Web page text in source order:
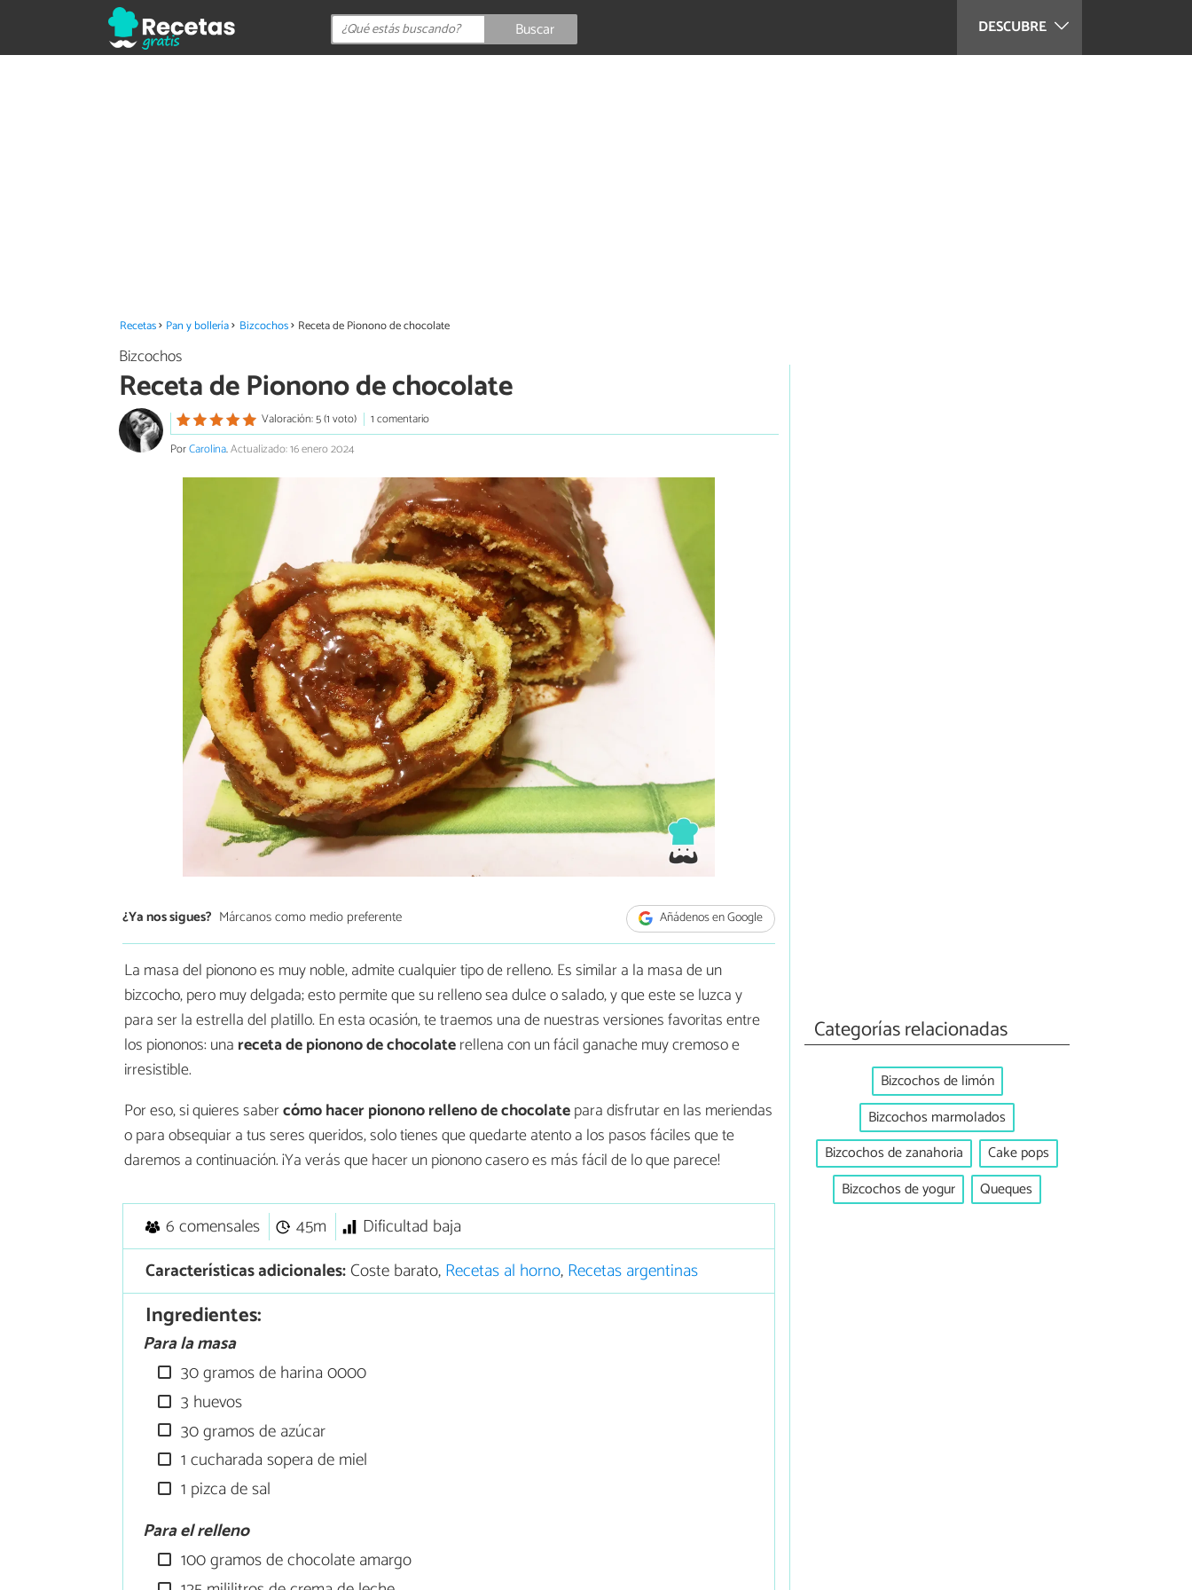
DESCUBRE
Buscar
Recetas Pan y bollería Bizcochos Receta de Pionono de chocolate
Bizcochos
Receta de Pionono de chocolate
Valoración: 5 (1 voto)
1 comentario
PorCarolina.Actualizado: 16 enero 2024
¿Ya nos sigues? Márcanos como medio preferente Añádenos en Google
La masa del pionono es muy noble, admite cualquier tipo de relleno. Es similar a la masa de un
bizcocho, pero muy delgada; esto permite que su relleno sea dulce o salado, y que este se luzca y
para ser la estrella del platillo. En esta ocasión, te traemos una de nuestras versiones favoritas entre
los piononos: una receta de pionono de chocolaterellena con un fácil ganache muy cremoso e
irresistible.
Por eso, si quieres sabercómo hacer pionono relleno de chocolatepara disfrutar en las meriendas
o para obsequiar a tus seres queridos, solo tienes que quedarte atento a los pasos fáciles que te
daremos a continuación. ¡Ya verás que hacer un pionono casero es más fácil de lo que parece!
6 comensales 45m
Dificultad baja
Características adicionales:Coste barato,Recetas al horno,Recetas argentinas
Ingredientes:
Para la masa
30 gramos de harina 0000
3 huevos
30 gramos de azúcar
1 cucharada sopera de miel
1 pizca de sal
Para el relleno
100 gramos de chocolate amargo
Categorías relacionadas
Bizcochos de limón
Bizcochos marmolados
Bizcochos de zanahoria
Cake pops
Bizcochos de yogur
Queques